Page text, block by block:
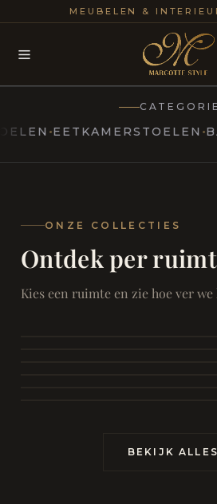
MEUBELEN &
Modern
Marcottestyle
EETKAMERSTOELEN
ONZE COLLECTIES
Ontdek per
Kies een ruimte en zie hoe ver
SAMEN ONTSPANNEN
Woonkamer
Eetkamer
RUST EN RETRAITE
BEKIJK ALLES